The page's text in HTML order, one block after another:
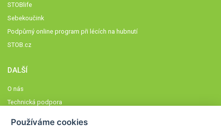
STOBlife
Sebekoučink
Podpůrný online program při lécích na hubnutí
STOB.cz
DALŠÍ
O nás
Technická podpora
Používáme cookies